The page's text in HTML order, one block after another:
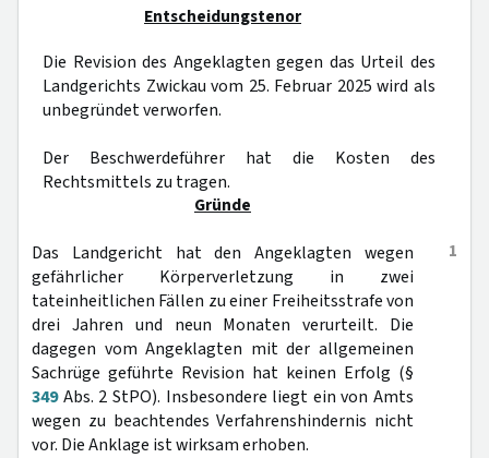
Entscheidungstenor
Die Revision des Angeklagten gegen das Urteil des
Landgerichts Zwickau vom 25. Februar 2025 wird als
unbegründet verworfen.
Der Beschwerdeführer hat die Kosten des
Rechtsmittels zu tragen.
Gründe
1
Das Landgericht hat den Angeklagten wegen
gefährlicher Körperverletzung in zwei
tateinheitlichen Fällen zu einer Freiheitsstrafe von
drei Jahren und neun Monaten verurteilt. Die
dagegen vom Angeklagten mit der allgemeinen
Sachrüge geführte Revision hat keinen Erfolg (§
349Abs. 2 StPO). Insbesondere liegt ein von Amts
wegen zu beachtendes Verfahrenshindernis nicht
vor. Die Anklage ist wirksam erhoben.